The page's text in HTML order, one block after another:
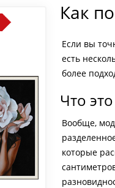
Как
Если вы
есть
более
Что
Вообще,
которые